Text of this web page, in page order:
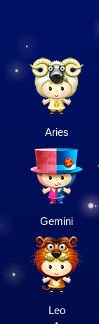
Aries
Gemini
Leo